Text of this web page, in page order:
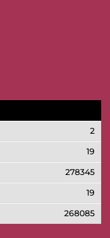
2
19
278345
19
268085